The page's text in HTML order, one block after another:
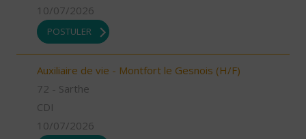
10/07/2026
POSTULER
Auxiliaire de vie - Montfort le Gesnois (H/F)
72 - Sarthe
CDI
10/07/2026